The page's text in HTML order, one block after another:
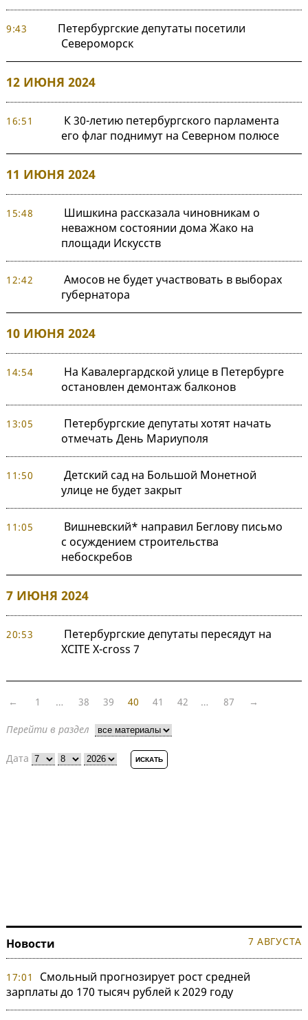
9:43
Петербургские депутаты посетили
Североморск
12 ИЮНЯ 2024
16:51
К 30-летию петербургского парламента
его флаг поднимут на Северном полюсе
11 ИЮНЯ 2024
15:48
Шишкина рассказала чиновникам о
неважном состоянии дома Жако на
площади Искусств
12:42
Амосов не будет участвовать в выборах
губернатора
10 ИЮНЯ 2024
14:54
На Кавалергардской улице в Петербурге
остановлен демонтаж балконов
13:05
Петербургские депутаты хотят начать
отмечать День Мариуполя
11:50
Детский сад на Большой Монетной
улице не будет закрыт
11:05
Вишневский* направил Беглову письмо
с осуждением строительства
небоскребов
7 ИЮНЯ 2024
20:53
Петербургские депутаты пересядут на
XCITE Х-cross 7
← 1 … 38 39 40 41 42 … 87 →
Перейти в раздел
Дата
Новости 7 АВГУСТА
17:01
Смольный прогнозирует рост средней
зарплаты до 170 тысяч рублей к 2029 году